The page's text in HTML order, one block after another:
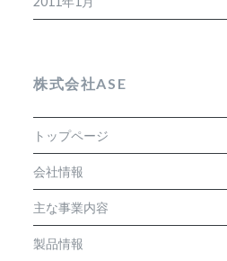
株式会社ASE
トップページ
会社情報
主な事業内容
製品情報